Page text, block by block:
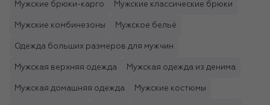
Мужские брюки-карго Мужские классические брюки
Мужские комбинезоны Мужское бельё
Одежда больших размеров для мужчин
Мужская верхняя одежда Мужская одежда из денима
Мужская домашняя одежда Мужские костюмы